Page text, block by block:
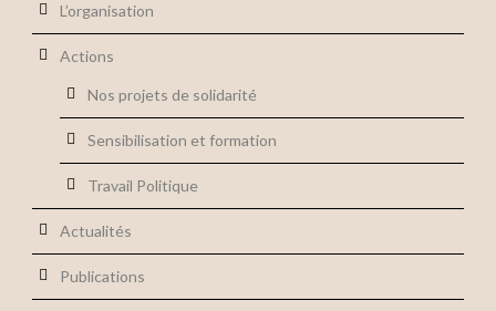
L’organisation
Actions
Nos projets de solidarité
Sensibilisation et formation
Travail Politique
Actualités
Publications